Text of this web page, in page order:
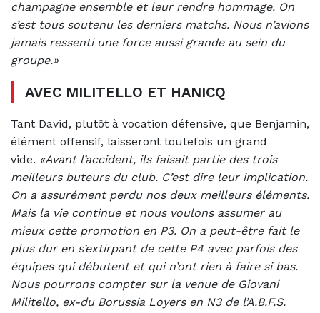
champagne ensemble et leur rendre hommage. On
s’est tous soutenu les derniers matchs. Nous n’avions
jamais ressenti une force aussi grande au sein du
groupe.»
AVEC MILITELLO ET HANICQ
Tant David, plutôt à vocation défensive, que Benjamin,
élément offensif, laisseront toutefois un grand
vide. «Avant l’accident, ils faisait partie des trois
meilleurs buteurs du club. C’est dire leur implication.
On a assurément perdu nos deux meilleurs éléments.
Mais la vie continue et nous voulons assumer au
mieux cette promotion en P3. On a peut-être fait le
plus dur en s’extirpant de cette P4 avec parfois des
équipes qui débutent et qui n’ont rien à faire si bas.
Nous pourrons compter sur la venue de Giovani
Militello, ex-du Borussia Loyers en N3 de l’A.B.F.S.